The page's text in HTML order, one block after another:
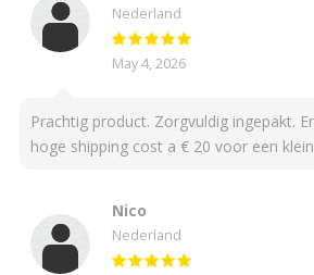
Nederland
May 4, 2026
Prachtig product. Zorgvuldig ingepakt.
hoge shipping cost a € 20 voor een
Nico
Nederland